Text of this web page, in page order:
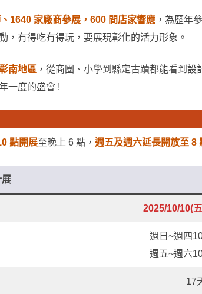
1640 家廠商參展，600 間店家響應 ，為歷年
，有得吃有得玩，要展現彰化的活力形象。
南地區 ，從商圈、小學到縣定古蹟都能看到設
一度的盛會 !
點開展至晚上 6 點， 週五及週六延長開放至 8
2025/10/10(
週日~週四
週五~週六
17